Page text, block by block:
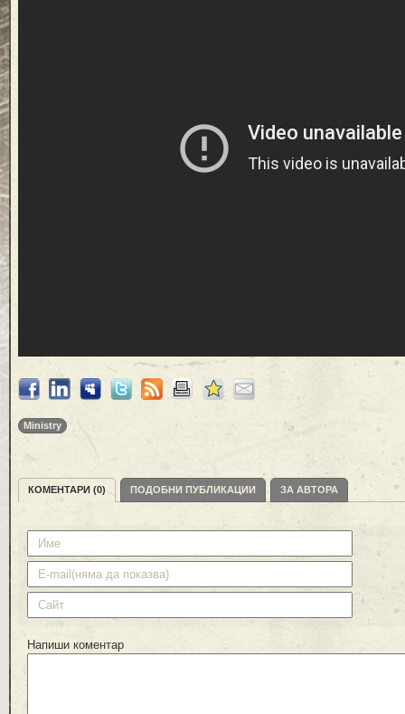
Ministry
КОМЕНТАРИ (0) ПОДОБНИ ПУБЛИКАЦИИ ЗА АВТОРА
Напиши коментар